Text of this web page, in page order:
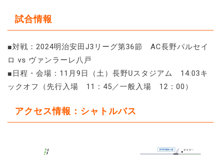
試合情報
■対戦：2024明治安田J3リーグ第36節 AC長野パルセイ
ロ vs ヴァンラーレ八戸
■日程・会場：11月9日（土）長野Uスタジアム 14:03キ
ックオフ（先行入場 11：45／一般入場 12：00）
アクセス情報：シャトルバス